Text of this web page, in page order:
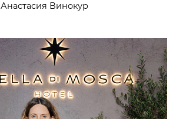
Анастасия Винокур